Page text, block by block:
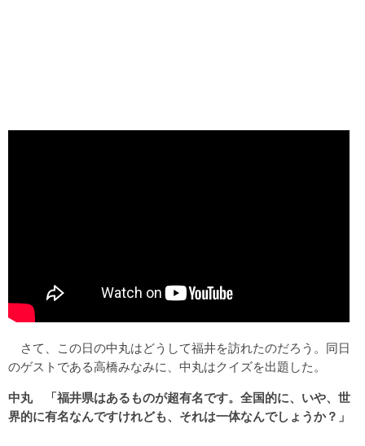
さて、この日の中丸はどうして福井を訪れたのだろう。同日
のゲストである高橋みなみに、中丸はクイズを出題した。
中丸 「福井県はあるものが超有名です。全国的に、いや、世
界的に有名なんですけれども、それは一体なんでしょうか？」